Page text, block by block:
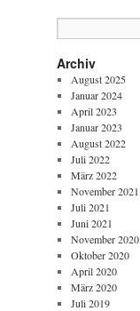
Archiv
August 2025
Januar 2024
April 2023
Januar 2023
August 2022
Juli 2022
März 2022
November 2021
Juli 2021
Juni 2021
November 2020
Oktober 2020
April 2020
März 2020
Juli 2019